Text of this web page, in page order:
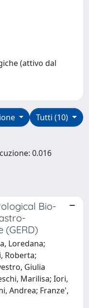
(attivo dal
Tutti (10)
0.016
Bio-
(GERD)
Loredana;
Roberta;
Giulia
Marilisa; Iori,
Andrea; Franze',